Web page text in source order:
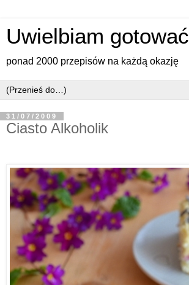
Uwielbiam gotować
ponad 2000 przepisów na każdą okazję
31/07/2009
Ciasto Alkoholik